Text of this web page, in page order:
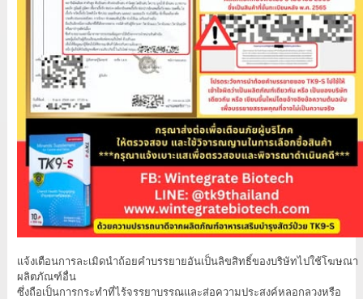
แจ้งเตือนการละเมิดนำถ้อยคำบรรยายอันเป็นลิขสิทธิ์ของบริษัทไปใช้โฆษณา
ผลิตภัณฑ์อื่น
ซึ่งถือเป็นการกระทำที่ไร้จรรยาบรรณและส่อความประสงค์หลอกลวงหรือ